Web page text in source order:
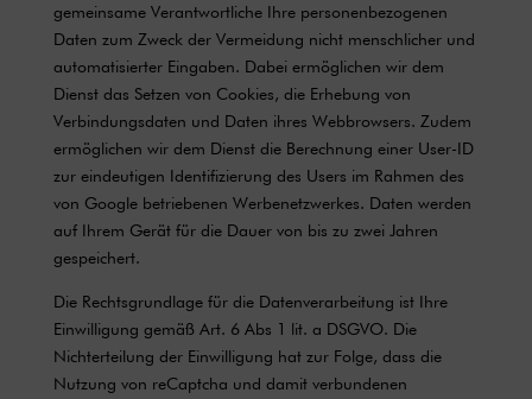
gemeinsame Verantwortliche Ihre personenbezogenen
Daten zum Zweck der Vermeidung nicht menschlicher und
automatisierter Eingaben. Dabei ermöglichen wir dem
Dienst das Setzen von Cookies, die Erhebung von
Verbindungsdaten und Daten ihres Webbrowsers. Zudem
ermöglichen wir dem Dienst die Berechnung einer User-ID
zur eindeutigen Identifizierung des Users im Rahmen des
von Google betriebenen Werbenetzwerkes. Daten werden
auf Ihrem Gerät für die Dauer von bis zu zwei Jahren
gespeichert.
Die Rechtsgrundlage für die Datenverarbeitung ist Ihre
Einwilligung gemäß Art. 6 Abs 1 lit. a DSGVO. Die
Nichterteilung der Einwilligung hat zur Folge, dass die
Nutzung von reCaptcha und damit verbundenen